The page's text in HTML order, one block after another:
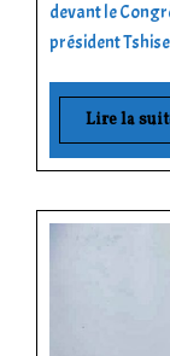
devant le
président
Lire la